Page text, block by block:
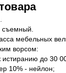
съемный.
мебельных
ворсом:
истиранию до 30
10% - нейлон;